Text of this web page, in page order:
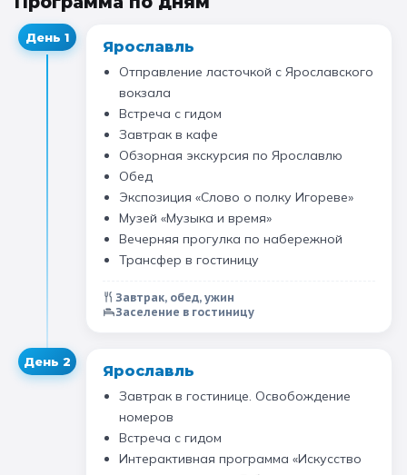
11 класс
📚 ПО ПРЕДМЕТАМ
Все предметы Литература
География Ещё 7
Все музеи Музей космонавтики
Дарвиновский музей Ещё 6
📍 ПО ГОРОДАМ
Москва
Подмосковье
Санкт-Петербург
Золотое кольцо
День 1
Ярославль
Отправление ласточкой с Ярославского
вокзала
Встреча с гидом
Завтрак в кафе
Обзорная экскурсия по Ярославлю
Обед
Экспозиция «Слово о полку Игореве»
Музей «Музыка и время»
Вечерняя прогулка по набережной
Трансфер в гостиницу
Завтрак, обед, ужин
Заселение в гостиницу
День 2
Ярославль
Завтрак в гостинице. Освобождение
номеров
Встреча с гидом
Интерактивная программа «Искусство